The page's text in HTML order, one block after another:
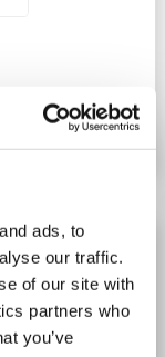
ads, to
our traffic.
of our site with
partners who
you’ve
Details